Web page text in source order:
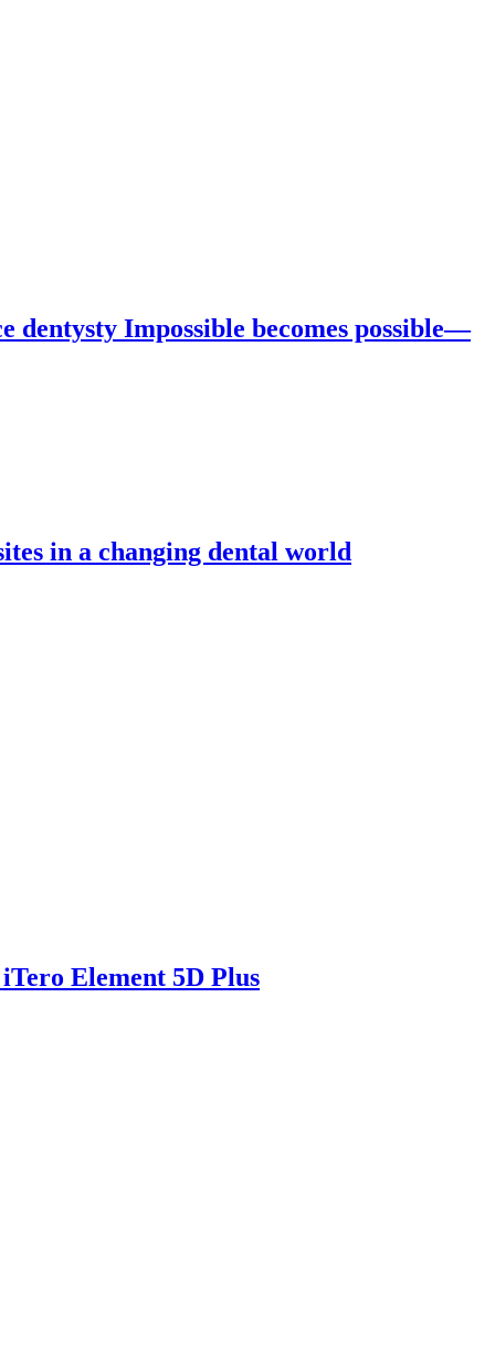
dentysty Impossible becomes possible—
in a changing dental world
Element 5D Plus